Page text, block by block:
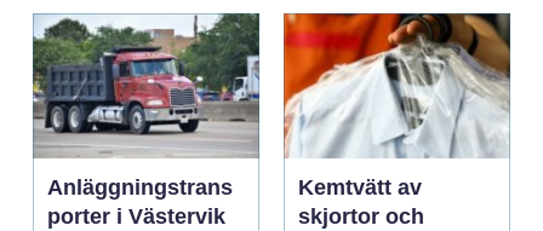
Anläggningstrans
porter i Västervik
Kemtvätt av
skjortor och